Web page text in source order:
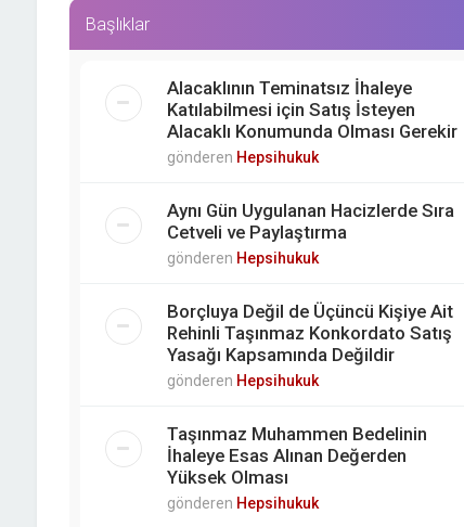
Başlıklar
Alacaklının Teminatsız İhaleye
Katılabilmesi için Satış İsteyen
Alacaklı Konumunda Olması Gerekir
gönderen Hepsihukuk
Aynı Gün Uygulanan Hacizlerde Sıra
Cetveli ve Paylaştırma
gönderen Hepsihukuk
Borçluya Değil de Üçüncü Kişiye Ait
Rehinli Taşınmaz Konkordato Satış
Yasağı Kapsamında Değildir
gönderen Hepsihukuk
Taşınmaz Muhammen Bedelinin
İhaleye Esas Alınan Değerden
Yüksek Olması
gönderen Hepsihukuk